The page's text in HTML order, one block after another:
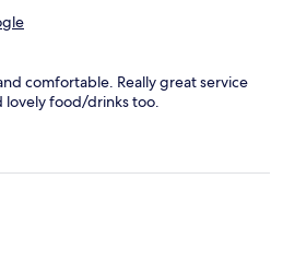
comfortable. Really great service
lovely food/drinks too.